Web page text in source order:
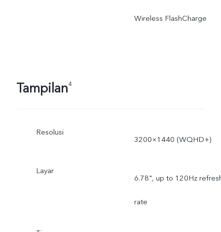
Wireless FlashCharge
Tampilan4
Resolusi
3200×1440 (WQHD+)
Layar
6.78", up to 120Hz
rate